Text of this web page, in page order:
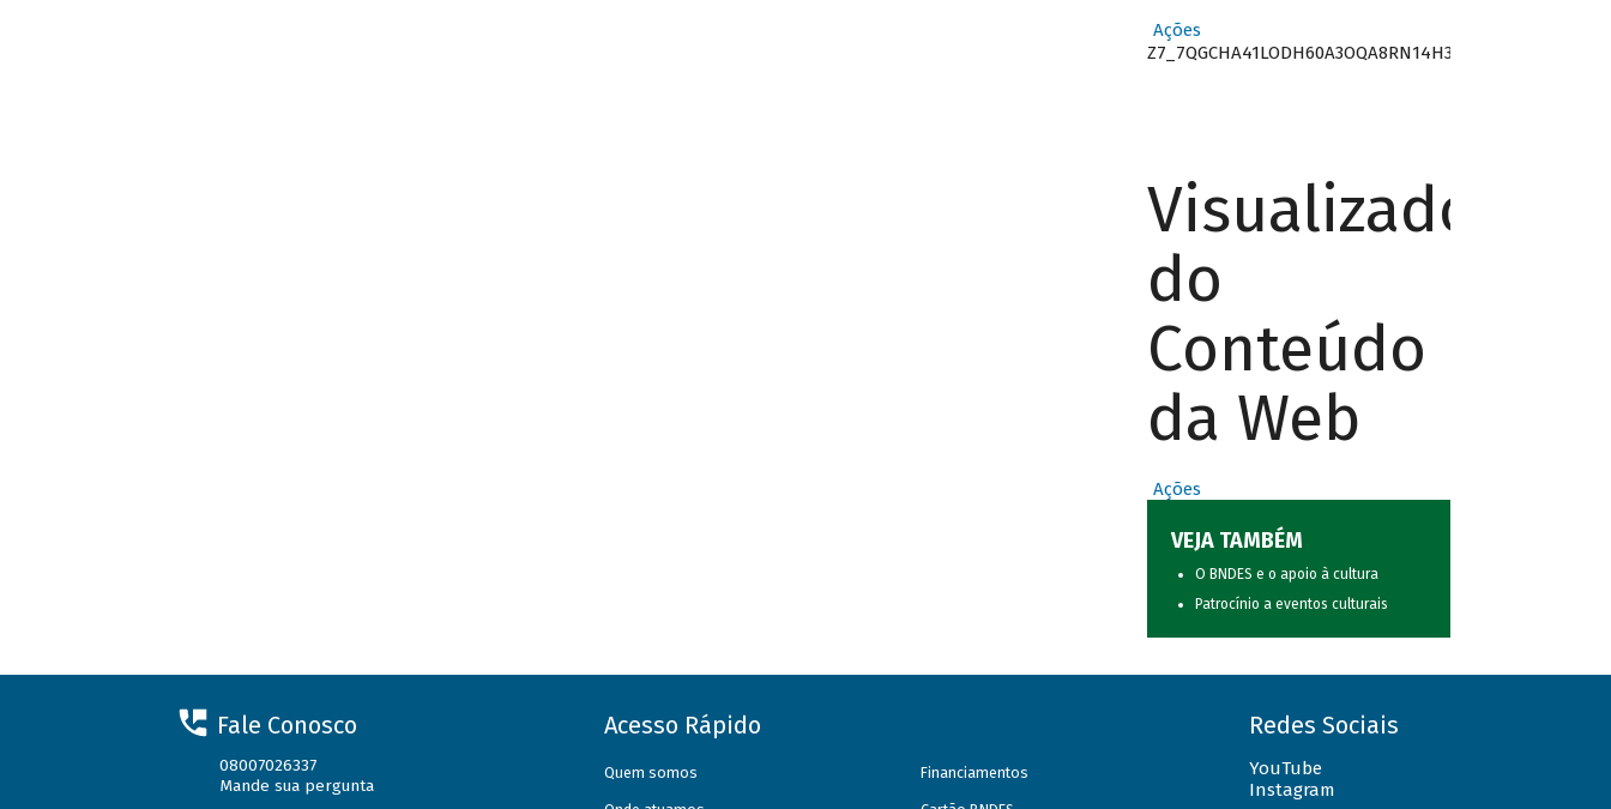
Ações
Z7_7QGCHA41LODH60A3OQA8RN14H3
Visualizador
do
Conteúdo
da Web
Ações
VEJA TAMBÉM
O BNDES e o apoio à cultura
Patrocínio a eventos culturais
Fale Conosco
08007026337
Mande sua pergunta
Acesso Rápido
Quem somos Financiamentos
Redes Sociais
YouTube
Instagram